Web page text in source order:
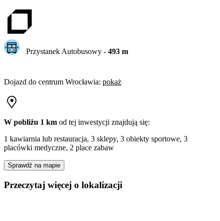
Przystanek Autobusowy - 493m
Dojazd do centrum Wrocławia: pokaż
W pobliżu 1 km od tej inwestycji znajdują się:
1 kawiarnia lub restauracja, 3 sklepy, 3 obiekty sportowe, 3
placówki medyczne, 2 place zabaw
Sprawdź na mapie
Przeczytaj więcej o lokalizacji